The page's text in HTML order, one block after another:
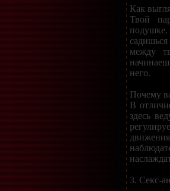
Как
Твой
подушке.
между
него.
Почему
В
здесь
3. Секс-